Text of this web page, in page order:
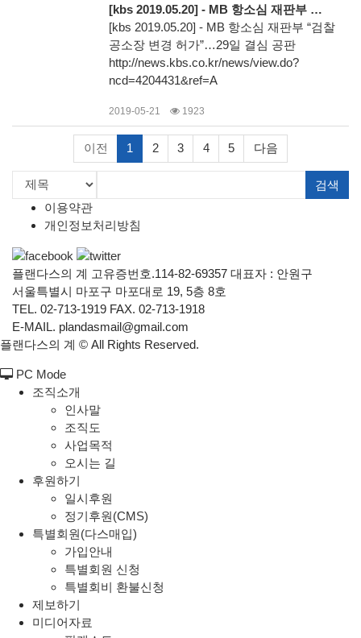
[kbs 2019.05.20] - MB 항소심 재판부 “검찰 공소장 변경 허가”…29일 결심 공판
[kbs 2019.05.20] - MB 항소심 재판부 “검찰
공소장 변경 허가”…29일 결심 공판
http://news.kbs.co.kr/news/view.do?
ncd=4204431&ref=A
2019-05-21 1923
이전 1 2 3 4 5 다음
검색
이용약관
개인정보처리방침
플랜다스의 계 고유증번호.114-82-69357 대표자 : 안원구
서울특별시 마포구 마포대로 19, 5층 8호
TEL. 02-713-1919 FAX. 02-713-1918
E-MAIL. plandasmail@gmail.com
플랜다스의 계 © All Rights Reserved.
PC Mode
조직소개
인사말
조직도
사업목적
오시는 길
후원하기
일시후원
정기후원(CMS)
특별회원(다스매입)
가입안내
특별회원 신청
특별회비 환불신청
제보하기
미디어자료